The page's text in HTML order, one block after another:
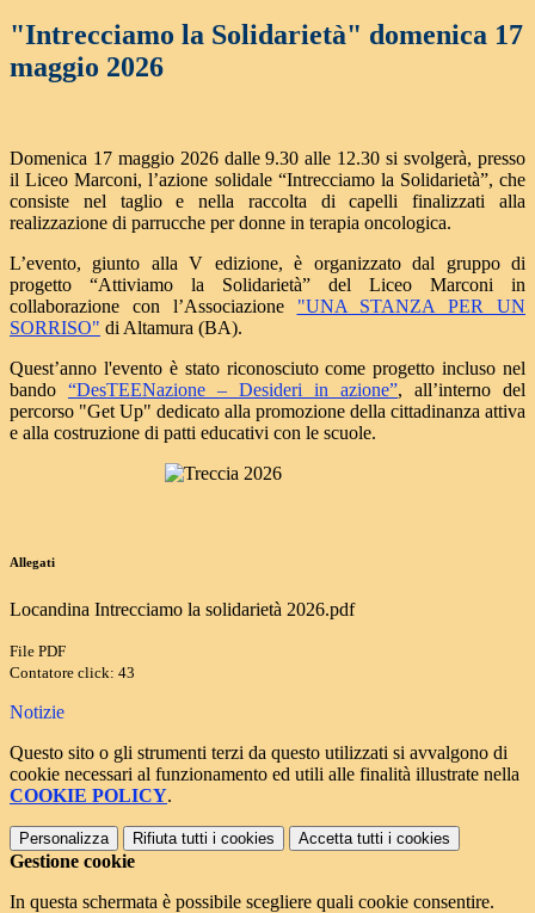
"Intrecciamo la Solidarietà" domenica 17
maggio 2026
Domenica 17 maggio 2026 dalle 9.30 alle 12.30 si svolgerà, presso
il Liceo Marconi, l’azione solidale “Intrecciamo la Solidarietà”, che
consiste nel taglio e nella raccolta di capelli finalizzati alla
realizzazione di parrucche per donne in terapia oncologica.
L’evento, giunto alla V edizione, è organizzato dal gruppo di
progetto “Attiviamo la Solidarietà” del Liceo Marconi in
collaborazione con l’Associazione "UNA STANZA PER UN
SORRISO" di Altamura (BA).
Quest’anno l'evento è stato riconosciuto come progetto incluso nel
bando “DesTEENazione – Desideri in azione”, all’interno del
percorso "Get Up" dedicato alla promozione della cittadinanza attiva
e alla costruzione di patti educativi con le scuole.
Allegati
Locandina Intrecciamo la solidarietà 2026.pdf
File PDF
Contatore click: 43
Notizie
Questo sito o gli strumenti terzi da questo utilizzati si avvalgono di
cookie necessari al funzionamento ed utili alle finalità illustrate nella
COOKIE POLICY.
Personalizza Rifiuta tutti i cookies Accetta tutti i cookies
Gestione cookie
In questa schermata è possibile scegliere quali cookie consentire.